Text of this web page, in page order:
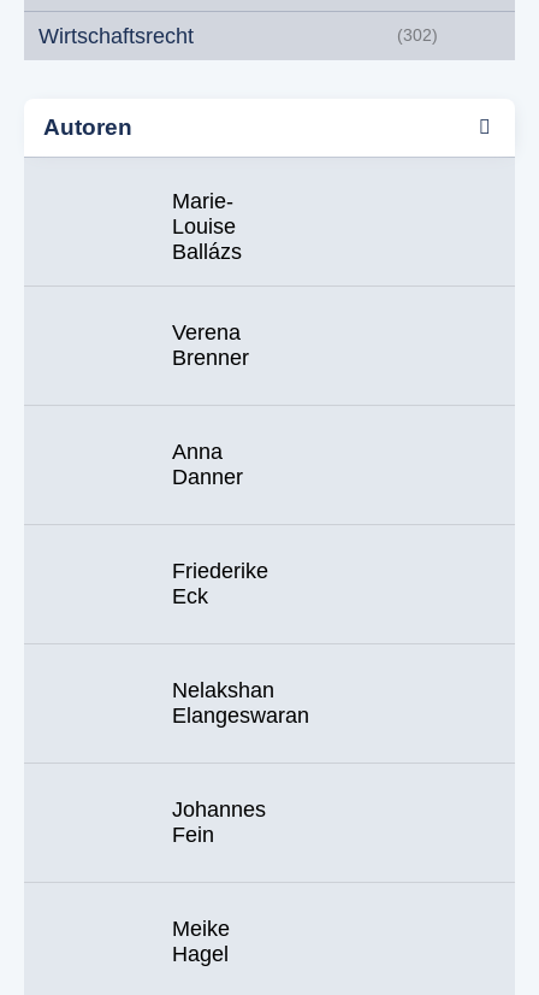
Wirtschaftsrecht (302)
Autoren
Marie-
Louise
Ballázs
Verena
Brenner
Anna
Danner
Friederike
Eck
Nelakshan
Elangeswaran
Johannes
Fein
Meike
Hagel